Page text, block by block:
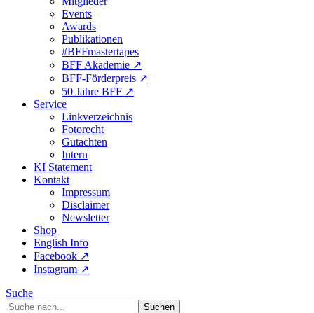
Events
Awards
Publikationen
#BFFmastertapes
BFF Akademie ↗︎
BFF-Förderpreis ↗︎
50 Jahre BFF ↗︎
Service
Linkverzeichnis
Fotorecht
Gutachten
Intern
KI Statement
Kontakt
Impressum
Disclaimer
Newsletter
Shop
English Info
Facebook ↗︎
Instagram ↗︎
Suche